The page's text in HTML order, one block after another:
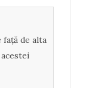
de alta